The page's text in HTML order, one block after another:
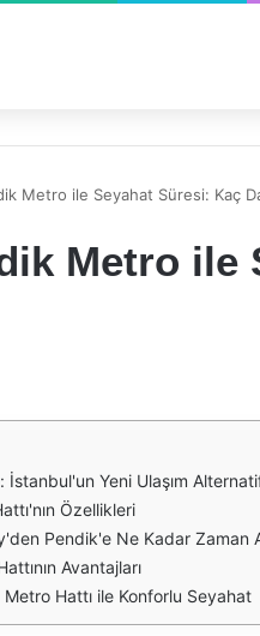
Metro ile Seyahat Süresi: Kaç
Metro ile
İstanbul'un Yeni Ulaşım
Özellikleri
Pendik'e Ne Kadar Zaman
Avantajları
Hattı ile Konforlu Seyahat